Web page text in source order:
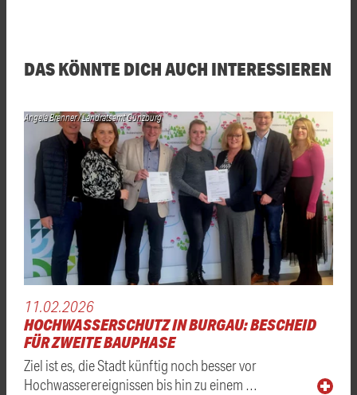
DAS KÖNNTE DICH AUCH INTERESSIEREN
Angela Brenner / Landratsamt Günzburg
11.02.2026
HOCHWASSERSCHUTZ IN BURGAU: BESCHEID
FÜR ZWEITE BAUPHASE
Ziel ist es, die Stadt künftig noch besser vor
Hochwasserereignissen bis hin zu einem …